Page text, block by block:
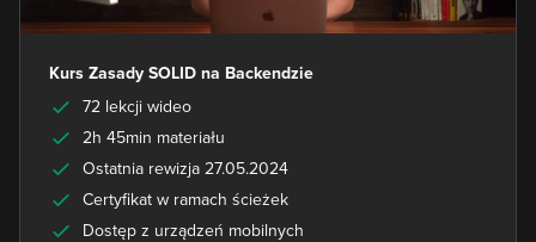
Kurs Zasady SOLID na Backendzie
72 lekcji wideo
2h 45min materiału
Ostatnia rewizja 27.05.2024
Certyfikat w ramach ścieżek
Dostęp z urządzeń mobilnych